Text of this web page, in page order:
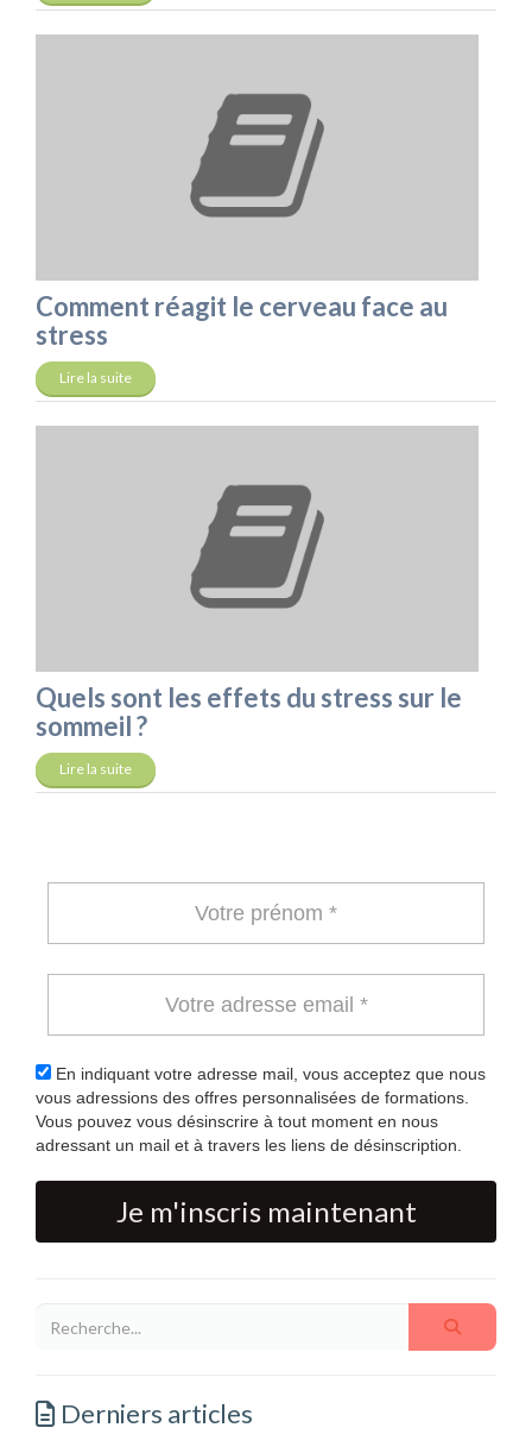
Comment réagit le cerveau face au
stress
Lire la suite
Quels sont les effets du stress sur le
sommeil ?
Lire la suite
En indiquant votre adresse mail, vous acceptez que nous
vous adressions des offres personnalisées de formations.
Vous pouvez vous désinscrire à tout moment en nous
adressant un mail et à travers les liens de désinscription.
Je m'inscris maintenant
Derniers articles